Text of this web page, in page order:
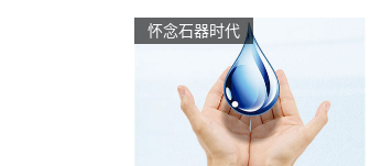
怀念石器时代